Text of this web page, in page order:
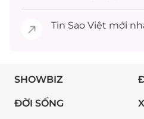
Tin Sao Việt mới
SHOWBIZ
ĐỜI SỐNG